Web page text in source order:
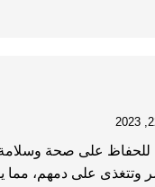
للحفاظ على صحة وسلامة
وتتغذى على دمهم،